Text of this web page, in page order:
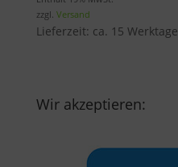
war:
4,50 €3,83 €.
zzgl. Versand
Lieferzeit: ca. 15 Werktage
Wir akzeptieren: